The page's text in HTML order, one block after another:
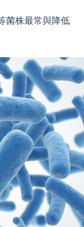
菌株最常與降低